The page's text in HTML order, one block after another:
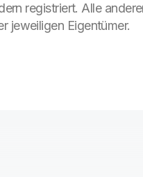
registriert. Alle
jeweiligen Eigentümer.